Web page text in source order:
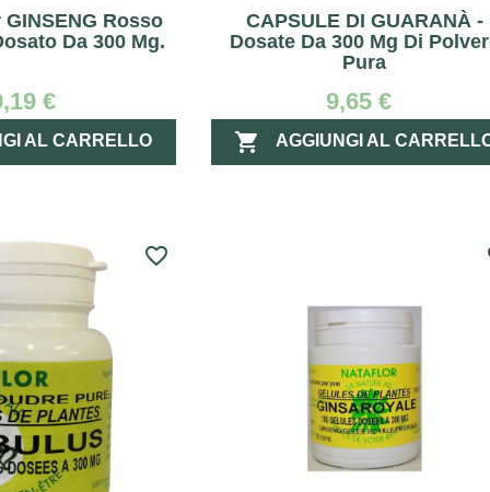
GINSENG Rosso
Da 300 Mg.
€
AL CARRELLO
CAPSULE DI GUARANÀ -
Dosate Da 300 Mg Di
Pura
9,65 €
 AGGIUNGI AL
favorite_border